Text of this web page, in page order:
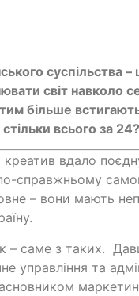
суспільства –
світ навколо
більше
всього за
креатив вдало
справжньому
– вони мають
саме з таких.
управління та